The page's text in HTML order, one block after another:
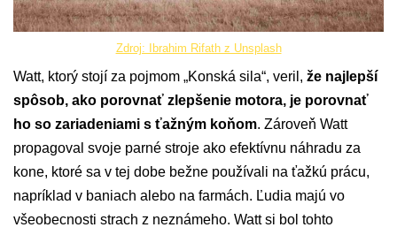
Zdroj: Ibrahim Rifath z Unsplash
Watt, ktorý stojí za pojmom „Konská sila“, veril, že najlepší
spôsob, ako porovnať zlepšenie motora, je porovnať
ho so zariadeniami s ťažným koňom. Zároveň Watt
propagoval svoje parné stroje ako efektívnu náhradu za
kone, ktoré sa v tej dobe bežne používali na ťažkú prácu,
napríklad v baniach alebo na farmách. Ľudia majú vo
všeobecnosti strach z neznámeho. Watt si bol tohto